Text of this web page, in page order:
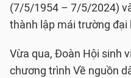
(7/5/1954 – 7/5/2024)
thành lập mái trường đại
Vừa qua, Đoàn Hội sinh
chương trình Về nguồn